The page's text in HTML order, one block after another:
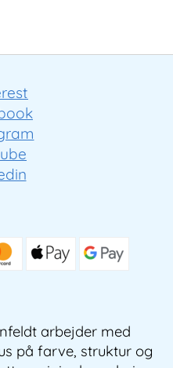
arbejder med
på farve, struktur og